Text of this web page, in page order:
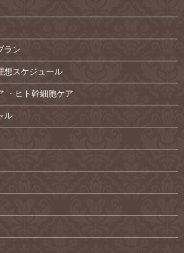
ラン
想スケジュール
・ヒト幹細胞ケア
ル